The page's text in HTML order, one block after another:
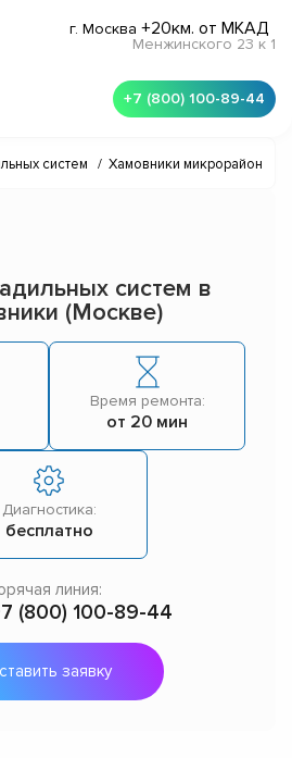
г. Москва +20км. от МКАД
Менжинского 23 к 1
+7 (800) 100-89-44
систем / Хамовники микрорайон
систем в
(Москве)
Время ремонта:
от 20 мин
Диагностика:
бесплатно
линия:
(800) 100-89-44
заявку